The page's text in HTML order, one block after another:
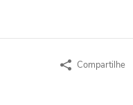
Compartilhe